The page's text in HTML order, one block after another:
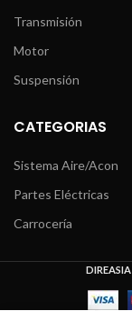
Transmisión
Motor
Suspensión
CATEGORIAS
Sistema Aire/Acon
Partes Eléctricas
Carrocería
DIREASIA